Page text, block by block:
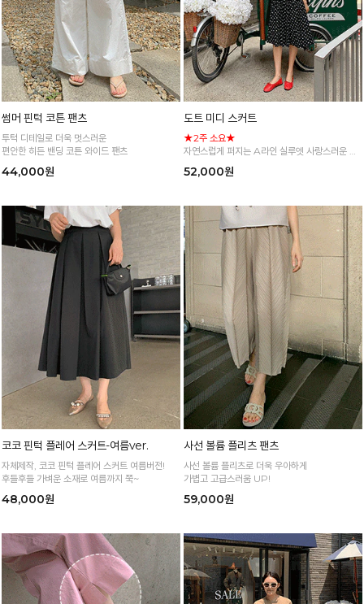
썸머 핀턱 코튼 팬츠
투턱 디테일로 더욱 멋스러운
편안한 히든 밴딩 코튼 와이드 팬츠
44,000원
도트 미디 스커트
★2주 소요★
자연스럽게 퍼지는 A라인 실루엣 사랑스러운 도
트 플레어 스커트
52,000원
코코 핀턱 플레어 스커트-여름ver.
자체제작, 코코 핀턱 플레어 스커트 여름버전!
후들후들 가벼운 소재로 여름까지 쭉~
48,000원
사선 볼륨 플리츠 팬츠
사선 볼륨 플리츠로 더욱 우아하게
가볍고 고급스러움 UP!
59,000원